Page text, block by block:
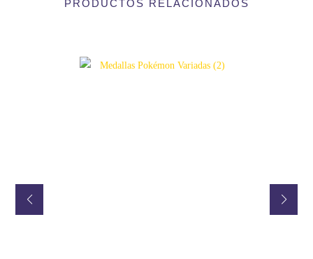
PRODUCTOS RELACIONADOS